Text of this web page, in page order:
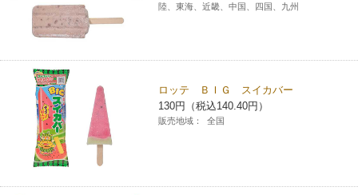
陸、東海、近畿、中国、四国、九州
ロッテ ＢＩＧ スイカバー
130円（税込140.40円）
販売地域： 全国